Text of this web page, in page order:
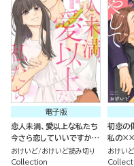
電子版
恋人未満、愛以上な私たち
今さら恋していいですか？
（単話版）
おけいど おけいど読み切り
Collection
初恋の
私の××
に刺さ
版）
おけいど